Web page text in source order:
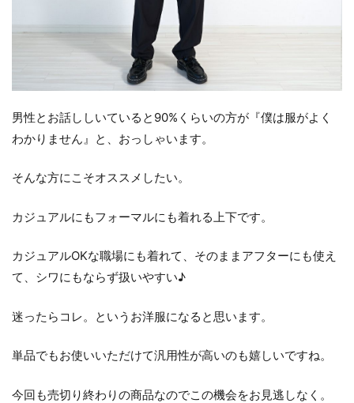
男性とお話ししいていると90%くらいの方が『僕は服がよく
わかりません』と、おっしゃいます。
そんな方にこそオススメしたい。
カジュアルにもフォーマルにも着れる上下です。
カジュアルOKな職場にも着れて、そのままアフターにも使え
て、シワにもならず扱いやすい♪
迷ったらコレ。というお洋服になると思います。
単品でもお使いいただけて汎用性が高いのも嬉しいですね。
今回も売切り終わりの商品なのでこの機会をお見逃しなく。